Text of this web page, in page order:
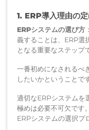
1. ERP導入理由の
ERPシステムの選び方 ：
義することは、ERP選
となる重要なステップ
一番初めになされるべ
したいかということで
適切なERPシステムを
極めは必要不可欠です
ERPシステムの選択プ